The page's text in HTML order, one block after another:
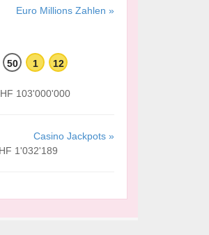
Euro Millions Zahlen »
50 1 12
103'000'000
Casino Jackpots »
1'032'189